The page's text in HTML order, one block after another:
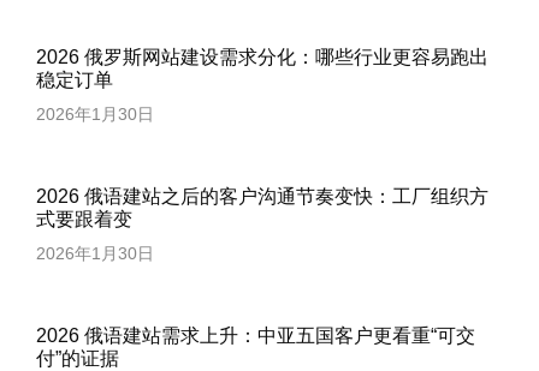
2026 俄罗斯网站建设需求分化：哪些行业更容易跑出
稳定订单
2026年1月30日
2026 俄语建站之后的客户沟通节奏变快：工厂组织方
式要跟着变
2026年1月30日
2026 俄语建站需求上升：中亚五国客户更看重“可交
付”的证据